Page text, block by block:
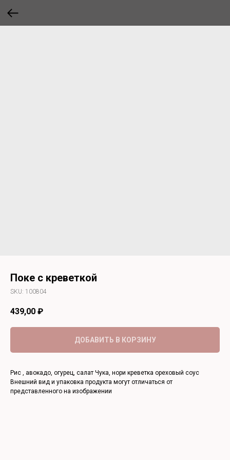
Поке с креветкой
SKU: 100804
439,00 ₽
ДОБАВИТЬ В КОРЗИНУ
Рис , авокадо, огурец, салат Чука, нори креветка ореховый соус
Внешний вид и упаковка продукта могут отличаться от
представленного на изображении